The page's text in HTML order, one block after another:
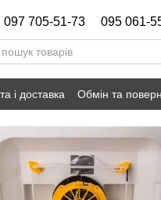
097 705-51-73 095 061-
і доставка Обмін та